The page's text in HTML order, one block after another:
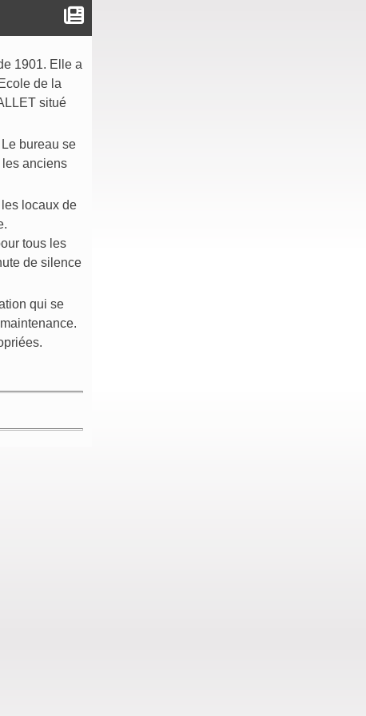
1901. Elle a
de la
situé
bureau se
anciens
locaux de
tous les
de silence
qui se